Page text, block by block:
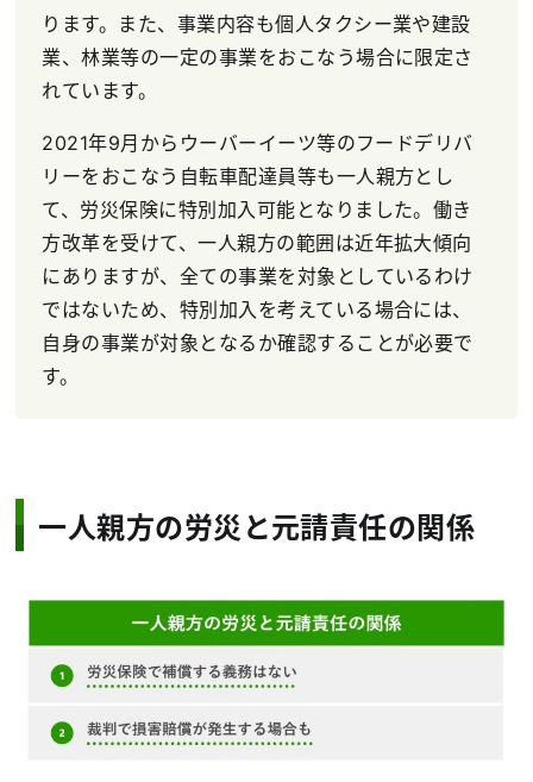
ります。また、事業内容も個人タクシー業や建設
業、林業等の一定の事業をおこなう場合に限定さ
れています。
2021年9月からウーバーイーツ等のフードデリバ
リーをおこなう自転車配達員等も一人親方とし
て、労災保険に特別加入可能となりました。働き
方改革を受けて、一人親方の範囲は近年拡大傾向
にありますが、全ての事業を対象としているわけ
ではないため、特別加入を考えている場合には、
自身の事業が対象となるか確認することが必要で
す。
一人親方の労災と元請責任の関係